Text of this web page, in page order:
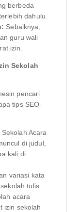
berbeda
dahulu.
Sebaiknya,
guru wali
izin.
Sekolah
pencari
tips SEO-
Sekolah Acara
di judul,
kali di
variasi kata
tulis
acara
izin sekolah